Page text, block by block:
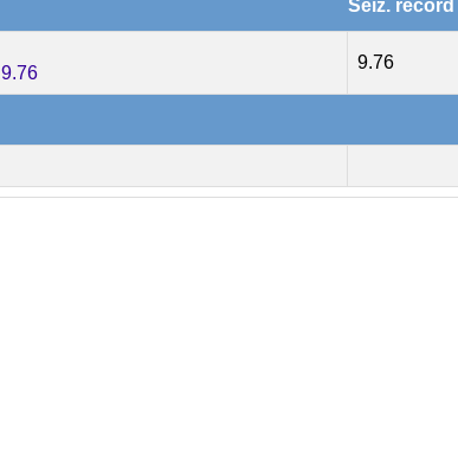
Seiz. record
9.76
9.76